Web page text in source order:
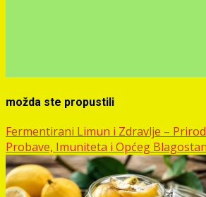
možda ste propustili
Fermentirani Limun i Zdravlje –
Probave, Imuniteta i Općeg